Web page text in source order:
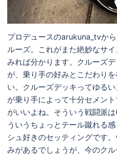
プロデュースのarukuna_tvか
ルーズ。これがまた絶妙なサ
みれば分かります。クルーズ
が、乗り手の好みとこだわり
い。クルーズデッキってゆる
が乗り手によって十分セメン
がいいよね。そういう戦闘派
ういうちょっとテール蹴れる
シュ好きのセッティングです
みがあるでしょうが、今のク